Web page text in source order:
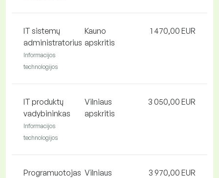
IT sistemų
administratorius
Informacijos
technologijos
Kauno
apskritis
1 470,00 EUR
IT produktų
vadybininkas
Informacijos
technologijos
Vilniaus
apskritis
3 050,00 EUR
Programuotojas Vilniaus
3 970,00 EUR